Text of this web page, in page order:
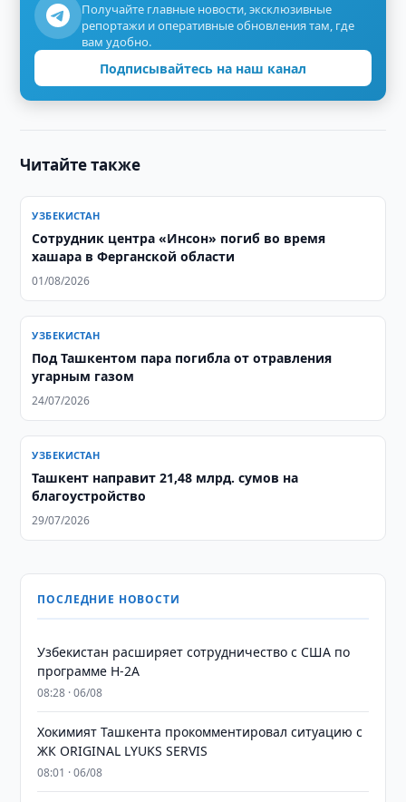
Получайте главные новости, эксклюзивные
репортажи и оперативные обновления там, где
вам удобно.
Подписывайтесь на наш канал
Читайте также
УЗБЕКИСТАН
Сотрудник центра «Инсон» погиб во время
хашара в Ферганской области
01/08/2026
УЗБЕКИСТАН
Под Ташкентом пара погибла от отравления
угарным газом
24/07/2026
УЗБЕКИСТАН
​​​​​​​Ташкент направит 21,48 млрд. сумов на
благоустройство
29/07/2026
ПОСЛЕДНИЕ НОВОСТИ
Узбекистан расширяет сотрудничество с США по
программе H-2A
08:28 · 06/08
Хокимият Ташкента прокомментировал ситуацию с
ЖК ORIGINAL LYUKS SERVIS
08:01 · 06/08